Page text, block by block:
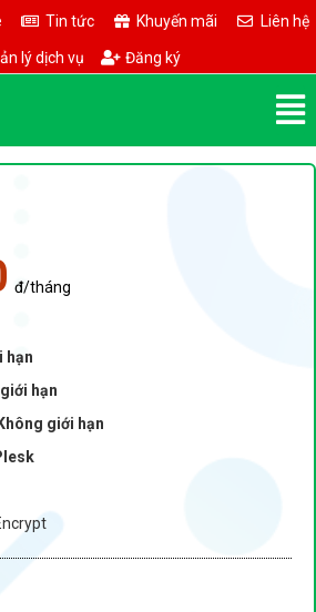
Tin tức Khuyến mãi Liên hệ
lý dịch vụ Đăng ký
đ/tháng
hạn
hạn
Không giới hạn